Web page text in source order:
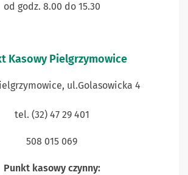
od godz. 8.00 do 15.30
Kasowy Pielgrzymowice
ul.Golasowicka 4
tel. (32) 47 29 401
508 015 069
Punkt kasowy czynny: